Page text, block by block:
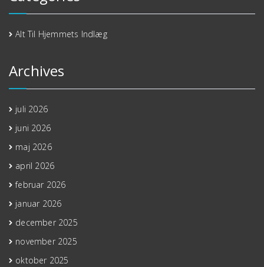
Alt Til Hjemmets Indlæg
Archives
juli 2026
juni 2026
maj 2026
april 2026
februar 2026
januar 2026
december 2025
november 2025
oktober 2025